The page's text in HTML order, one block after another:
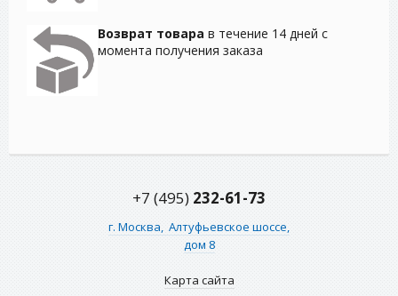
Возврат товара в течение 14 дней с
момента получения заказа
+7 (495) 232-61-73
г. Москва, Алтуфьевское шоссе,
дом 8
Карта сайта